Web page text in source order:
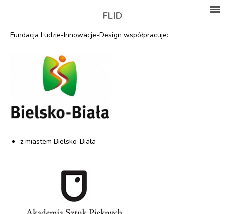
FLID
Fundacja Ludzie-Innowacje-Design współpracuje:
z miastem Bielsko-Biała